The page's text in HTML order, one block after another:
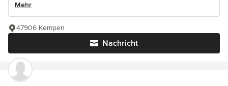
Mehr
Nachricht
47906 Kempen